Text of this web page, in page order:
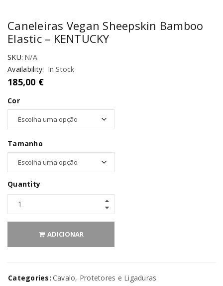
Caneleiras Vegan Sheepskin Bamboo
Elastic – KENTUCKY
SKU: N/A
Availability: In Stock
185,00 €
Cor
Tamanho
Quantity
ADICIONAR
Categories: Cavalo, Protetores e Ligaduras